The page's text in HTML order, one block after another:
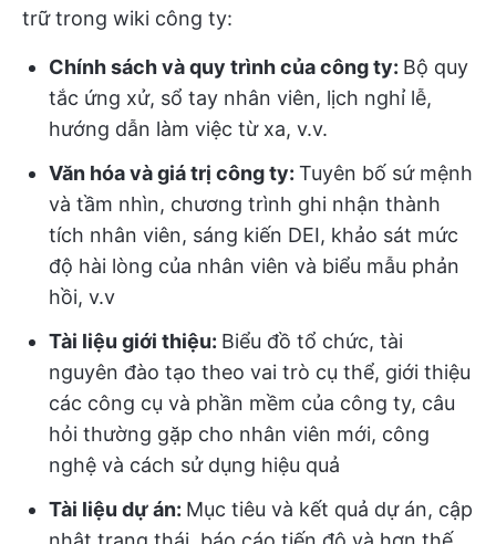
trữ trong wiki công ty:
Chính sách và quy trình của công ty: Bộ quy
tắc ứng xử, sổ tay nhân viên, lịch nghỉ lễ,
hướng dẫn làm việc từ xa, v.v.
Văn hóa và giá trị công ty: Tuyên bố sứ mệnh
và tầm nhìn, chương trình ghi nhận thành
tích nhân viên, sáng kiến DEI, khảo sát mức
độ hài lòng của nhân viên và biểu mẫu phản
hồi, v.v
Tài liệu giới thiệu: Biểu đồ tổ chức, tài
nguyên đào tạo theo vai trò cụ thể, giới thiệu
các công cụ và phần mềm của công ty, câu
hỏi thường gặp cho nhân viên mới, công
nghệ và cách sử dụng hiệu quả
Tài liệu dự án: Mục tiêu và kết quả dự án, cập